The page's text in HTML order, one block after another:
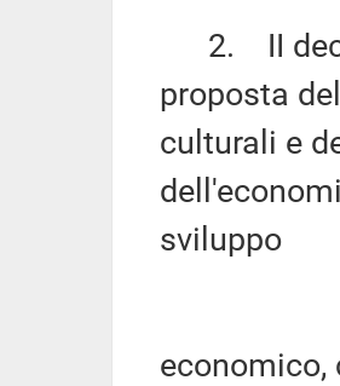
2. II
proposta
culturali e
sviluppo